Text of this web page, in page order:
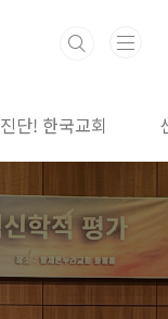
진단! 한국교회